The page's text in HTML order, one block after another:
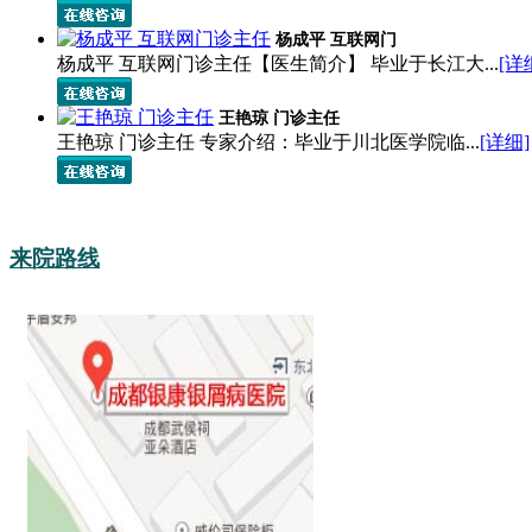
杨成平 互联网门
杨成平 互联网门诊主任【医生简介】 毕业于长江大...[详
王艳琼 门诊主任
王艳琼 门诊主任 专家介绍：毕业于川北医学院临...[详细]
来院路线